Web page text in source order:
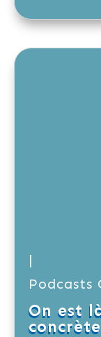
|
Podcasts
On est